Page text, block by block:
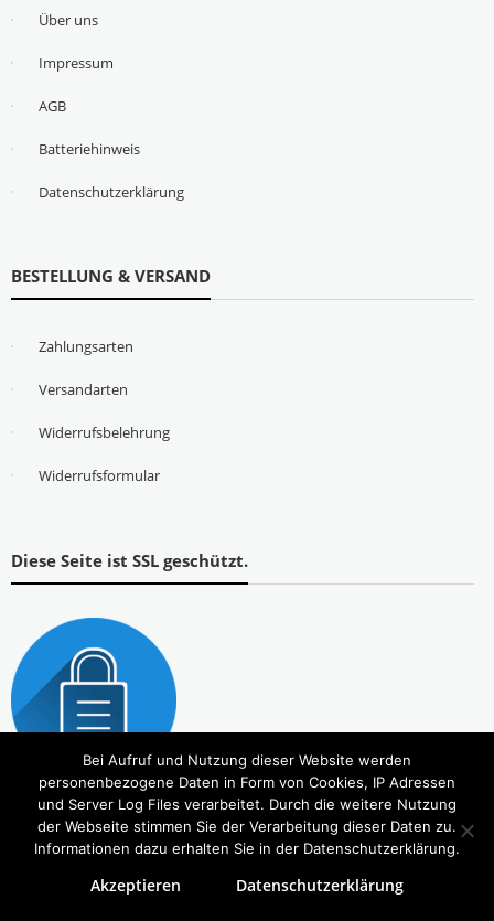
Über uns
Impressum
AGB
Batteriehinweis
Datenschutzerklärung
BESTELLUNG & VERSAND
Zahlungsarten
Versandarten
Widerrufsbelehrung
Widerrufsformular
Diese Seite ist SSL geschützt.
Copyright © 2026Tierbedarf – bvl-Shop . Alle Rechte vorbehalten. Theme:eStorevon ThemeGrill.
Bei Aufruf und Nutzung dieser Website werden
personenbezogene Daten in Form von Cookies, IP Adressen
und Server Log Files verarbeitet. Durch die weitere Nutzung
der Webseite stimmen Sie der Verarbeitung dieser Daten zu.
Informationen dazu erhalten Sie in der Datenschutzerklärung.
Akzeptieren Datenschutzerklärung